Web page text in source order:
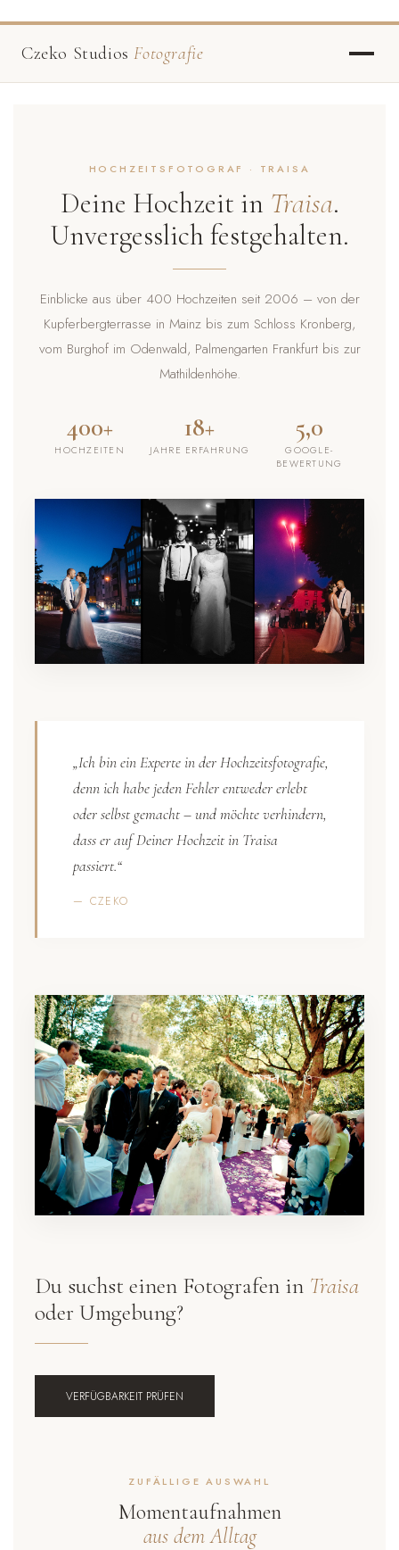
Czeko StudiosFotografie
HOCHZEITSFOTOGRAF · TRAISA
Deine Hochzeit in Traisa.
Unvergesslich festgehalten.
Einblicke aus über 400 Hochzeiten seit 2006 – von der
Kupferbergterrasse in Mainz bis zum Schloss Kronberg,
vom Burghof im Odenwald, Palmengarten Frankfurt bis zur
Mathildenhöhe.
400+
HOCHZEITEN
18+
JAHRE ERFAHRUNG
5,0
GOOGLE-
BEWERTUNG
„Ich bin ein Experte in der Hochzeitsfotografie,
denn ich habe jeden Fehler entweder erlebt
oder selbst gemacht – und möchte verhindern,
dass er auf Deiner Hochzeit in Traisa
passiert.“
— CZEKO
Du suchst einen Fotografen in Traisa
oder Umgebung?
VERFÜGBARKEIT PRÜFEN
ZUFÄLLIGE AUSWAHL
Momentaufnahmen
aus dem Alltag